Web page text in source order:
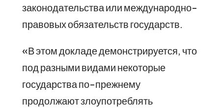
законодательства или международно-
правовых обязательств государств.
«В этом докладе демонстрируется, что
под разными видами некоторые
государства по-прежнему
продолжают злоупотреблять